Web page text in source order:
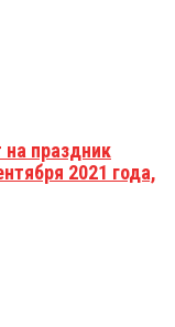
праздник
2021 года,